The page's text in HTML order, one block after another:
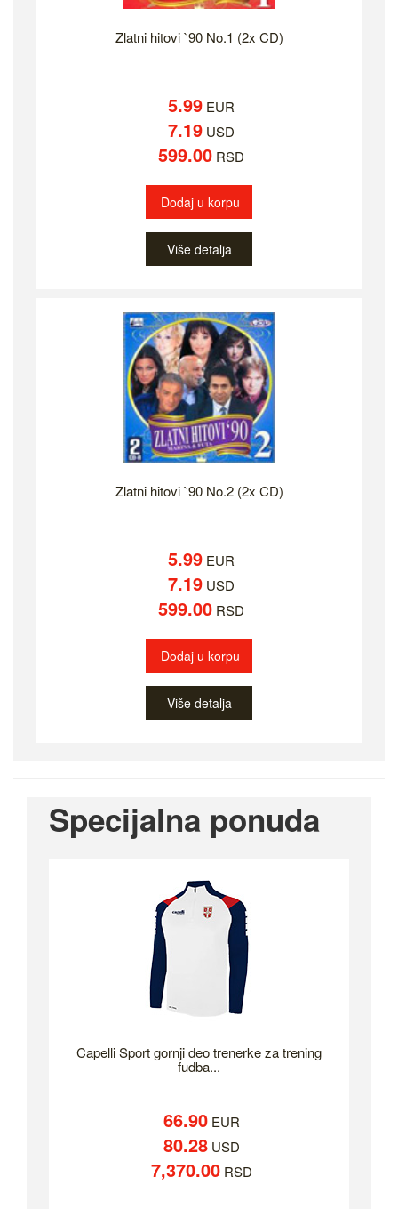
Zlatni hitovi `90 No.1 (2x CD)
5.99 EUR
7.19 USD
599.00 RSD
Dodaj u korpu
Više detalja
Zlatni hitovi `90 No.2 (2x CD)
5.99 EUR
7.19 USD
599.00 RSD
Dodaj u korpu
Više detalja
Specijalna ponuda
Capelli Sport gornji deo trenerke za trening
fudba...
66.90EUR
80.28USD
7,370.00RSD